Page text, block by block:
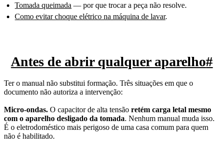
Tomada queimada — por que trocar a peça não resolve.
Como evitar choque elétrico na máquina de lavar.
Antes de abrir qualquer aparelho#
Ter o manual não substitui formação. Três situações em que o
documento não autoriza a intervenção:
Micro-ondas. O capacitor de alta tensão retém carga letal mesmo
com o aparelho desligado da tomada. Nenhum manual muda isso.
É o eletrodoméstico mais perigoso de uma casa comum para quem
não é habilitado.